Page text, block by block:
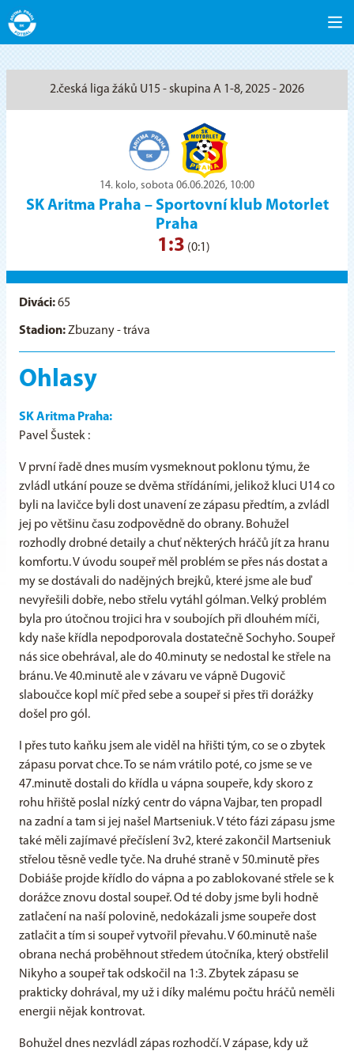
2.česká liga žáků U15 - skupina A 1-8, 2025 - 2026
14. kolo, sobota 06.06.2026, 10:00
SK Aritma Praha – Sportovní klub Motorlet
Praha
1:3 (0:1)
Diváci:65
Stadion:Zbuzany - tráva
Ohlasy
SK Aritma Praha:
Pavel Šustek :
V první řadě dnes musím vysmeknout poklonu týmu, že
zvládl utkání pouze se dvěma střídáními, jelikož kluci U14 co
byli na lavičce byli dost unavení ze zápasu předtím, a zvládl
jej po většinu času zodpovědně do obrany. Bohužel
rozhodly drobné detaily a chuť některých hráčů jít za hranu
komfortu. V úvodu soupeř měl problém se přes nás dostat a
my se dostávali do nadějných brejků, které jsme ale buď
nevyřešili dobře, nebo střelu vytáhl gólman. Velký problém
byla pro útočnou trojici hra v soubojích při dlouhém míči,
kdy naše křídla nepodporovala dostatečně Sochyho. Soupeř
nás sice obehrával, ale do 40.minuty se nedostal ke střele na
bránu. Ve 40.minutě ale v závaru ve vápně Dugovič
slaboučce kopl míč před sebe a soupeř si přes tři dorážky
došel pro gól.
I přes tuto kaňku jsem ale viděl na hřišti tým, co se o zbytek
zápasu porvat chce. To se nám vrátilo poté, co jsme se ve
47.minutě dostali do křídla u vápna soupeře, kdy skoro z
rohu hřiště poslal nízký centr do vápna Vajbar, ten propadl
na zadní a tam si jej našel Martseniuk. V této fázi zápasu jsme
také měli zajímavé přečíslení 3v2, které zakončil Martseniuk
střelou těsně vedle tyče. Na druhé straně v 50.minutě přes
Dobiáše projde křídlo do vápna a po zablokované střele se k
dorážce znovu dostal soupeř. Od té doby jsme byli hodně
zatlačení na naší polovině, nedokázali jsme soupeře dost
zatlačit a tím si soupeř vytvořil převahu. V 60.minutě naše
obrana nechá proběhnout středem útočníka, který obstřelil
Nikyho a soupeř tak odskočil na 1:3. Zbytek zápasu se
prakticky dohrával, my už i díky malému počtu hráčů neměli
energii nějak kontrovat.
Bohužel dnes nezvládl zápas rozhodčí. V zápase, kdy už